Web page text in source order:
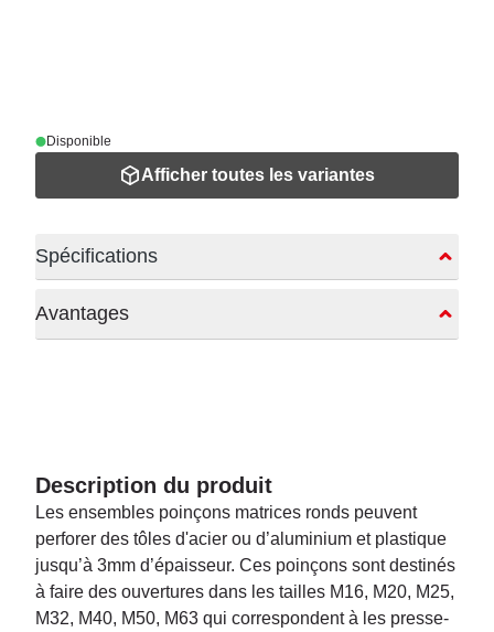
Disponible
Afficher toutes les variantes
Spécifications
Avantages
Description du produit
Les ensembles poinçons matrices ronds peuvent
perforer des tôles d'acier ou d’aluminium et plastique
jusqu’à 3mm d’épaisseur. Ces poinçons sont destinés
à faire des ouvertures dans les tailles M16, M20, M25,
M32, M40, M50, M63 qui correspondent à les presse-